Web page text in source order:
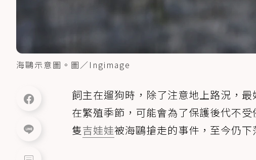
海鷗示意圖。圖／Ingimage
飼主在遛狗時，除了注意地上路況，
在繁殖季節，可能會為了保護後代不
隻吉娃娃被海鷗搶走的事件，至今仍下